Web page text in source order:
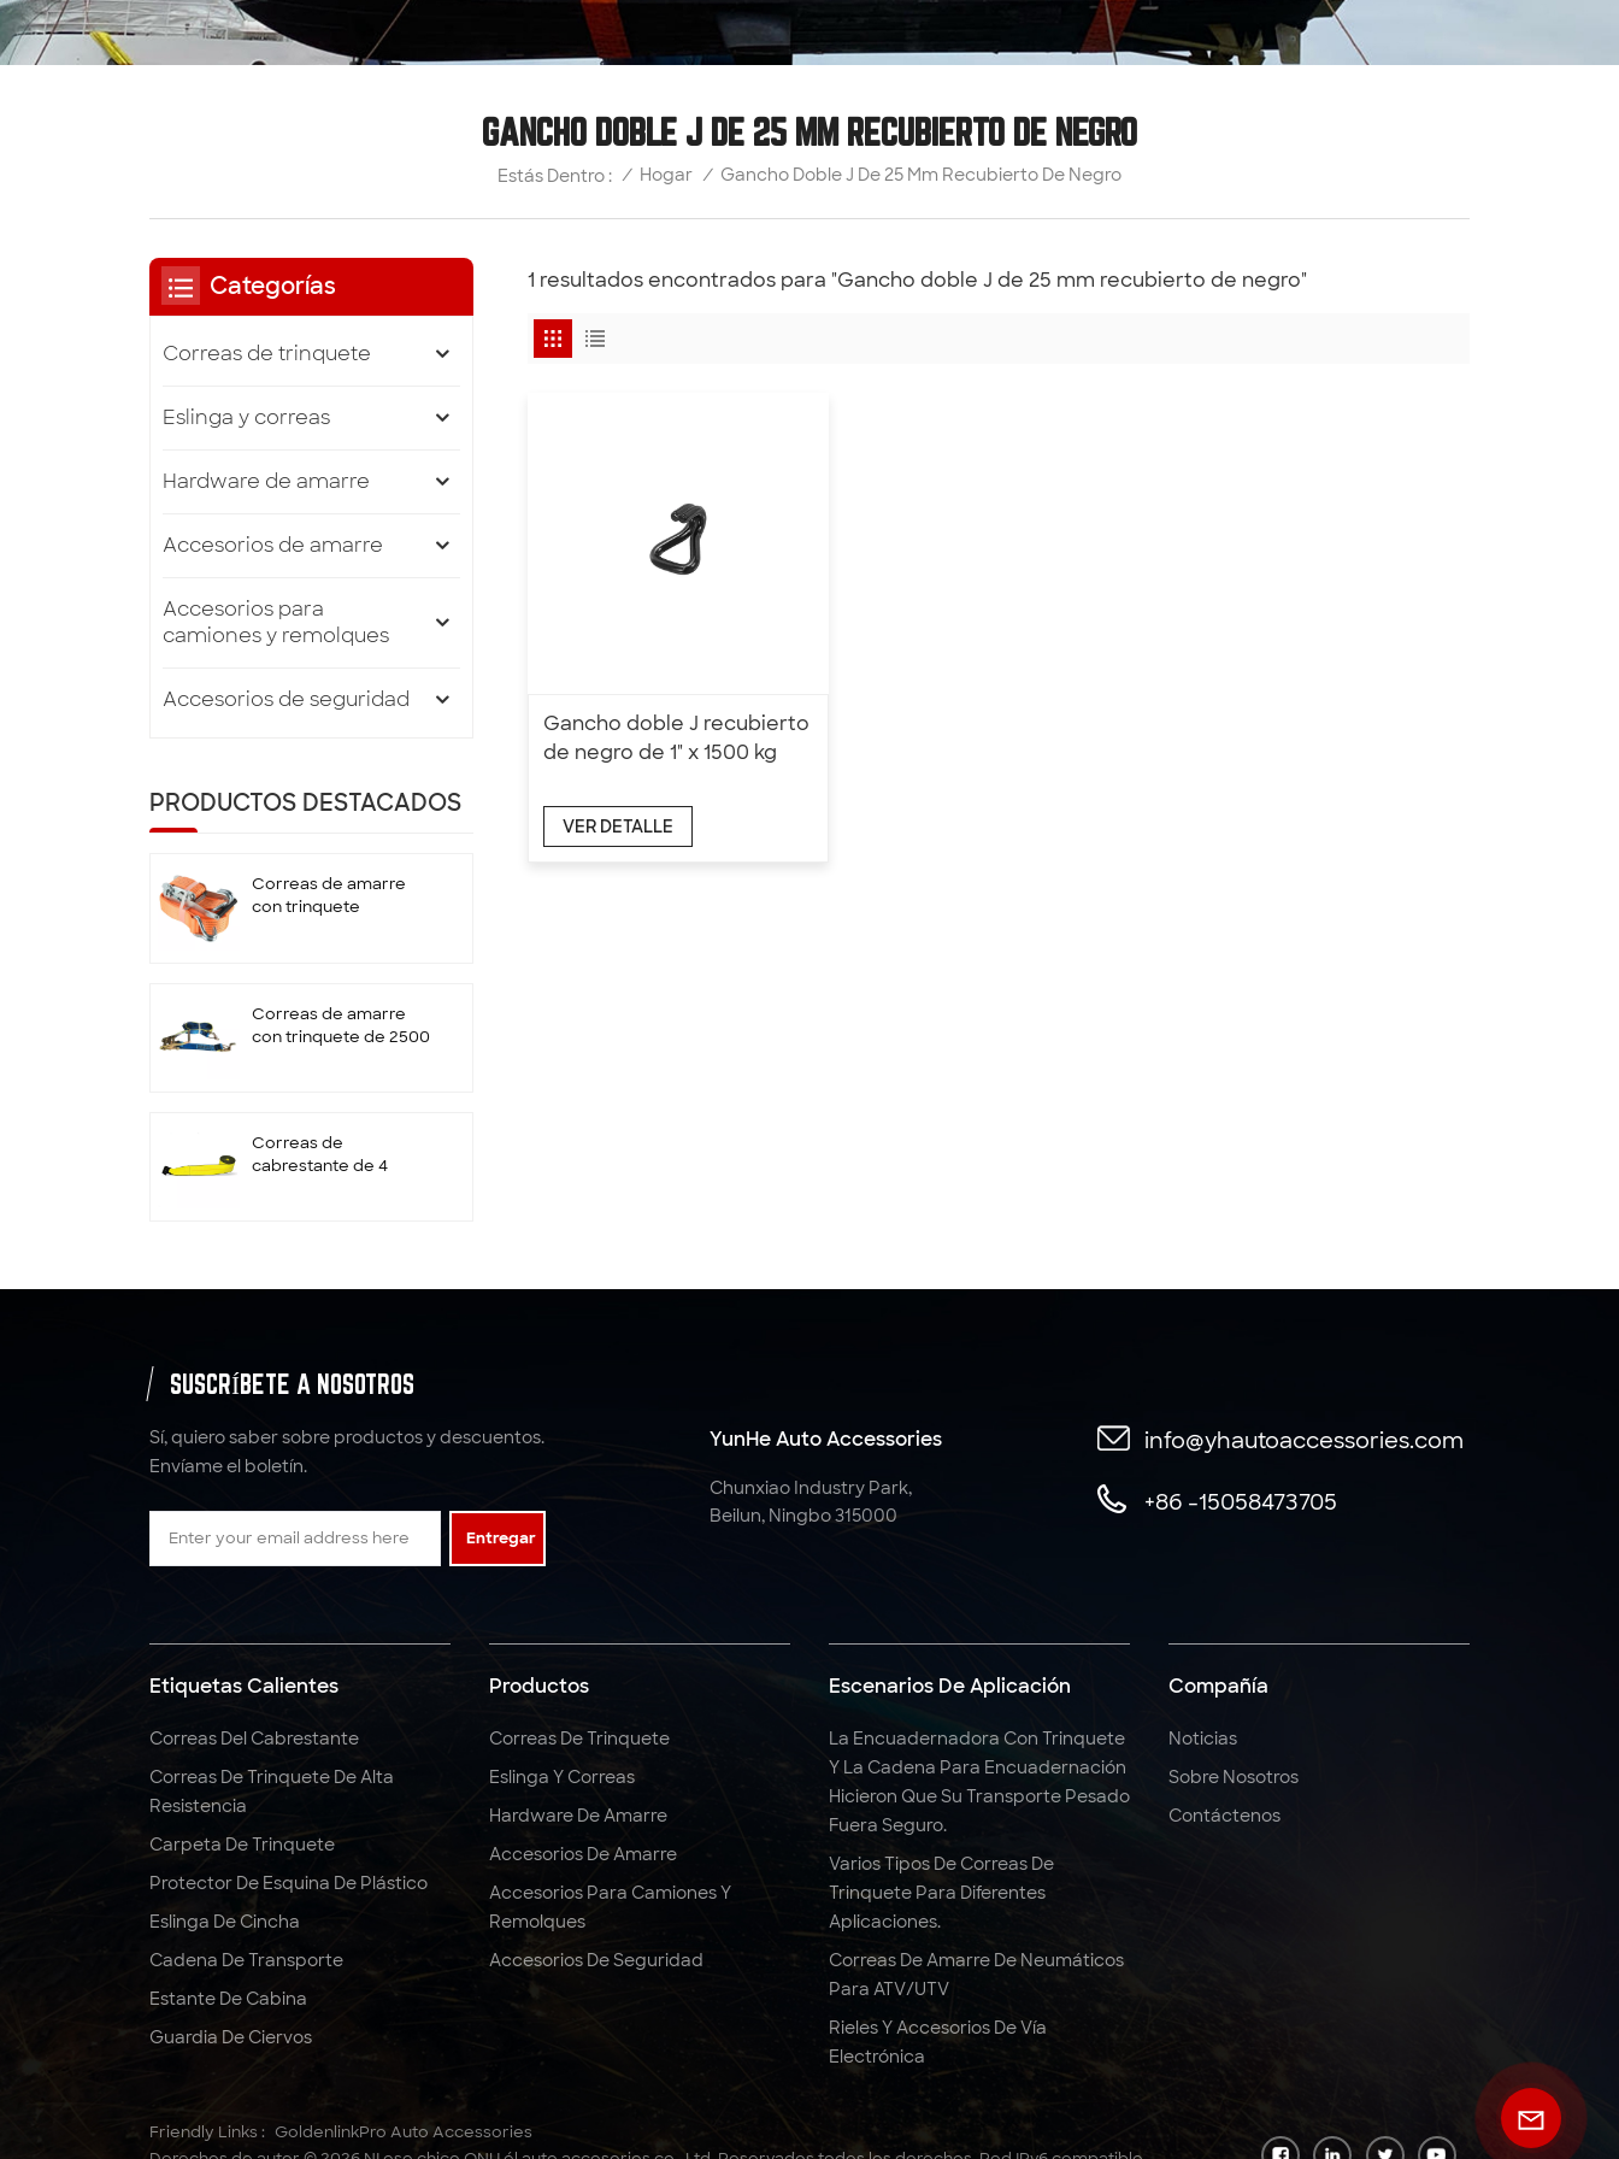
GANCHO DOBLE J DE 25 MM RECUBIERTO DE NEGRO
Estás Dentro : / Hogar / Gancho Doble J De 25 Mm Recubierto De Negro
1 resultados encontrados para "Gancho doble J de 25 mm recubierto de negro"
Gancho doble J recubierto
de negro de 1" x 1500 kg
VER DETALLE
Categorías
Correas de trinquete
Eslinga y correas
Hardware de amarre
Accesorios de amarre
Accesorios para
camiones y remolques
Accesorios de seguridad
PRODUCTOS DESTACADOS
Correas de amarre
con trinquete
Correas de amarre
con trinquete de 2500
Correas de
cabrestante de 4
de rueda
de poliéster
5:1 6: 1 7:1 Eslinga de
redonda de poliéster
Correas de trinquete
pies, resistentes
SUSCRÍBETE A NOSOTROS
Sí, quiero saber sobre productos y descuentos.
Envíame el boletín.
Entregar
YunHe Auto Accessories
Chunxiao Industry Park,
Beilun, Ningbo 315000
info@yhautoaccessories.com
+86 -15058473705
Etiquetas Calientes
Correas Del Cabrestante
Correas De Trinquete De Alta
Resistencia
Carpeta De Trinquete
Protector De Esquina De Plástico
Eslinga De Cincha
Cadena De Transporte
Estante De Cabina
Guardia De Ciervos
Productos
Correas De Trinquete
Eslinga Y Correas
Hardware De Amarre
Accesorios De Amarre
Accesorios Para Camiones Y
Remolques
Accesorios De Seguridad
Escenarios De Aplicación
La Encuadernadora Con Trinquete
Y La Cadena Para Encuadernación
Hicieron Que Su Transporte Pesado
Fuera Seguro.
Varios Tipos De Correas De
Trinquete Para Diferentes
Aplicaciones.
Correas De Amarre De Neumáticos
Para ATV/UTV
Rieles Y Accesorios De Vía
Electrónica
Compañía
Noticias
Sobre Nosotros
Contáctenos
Friendly Links : GoldenlinkPro Auto Accessories